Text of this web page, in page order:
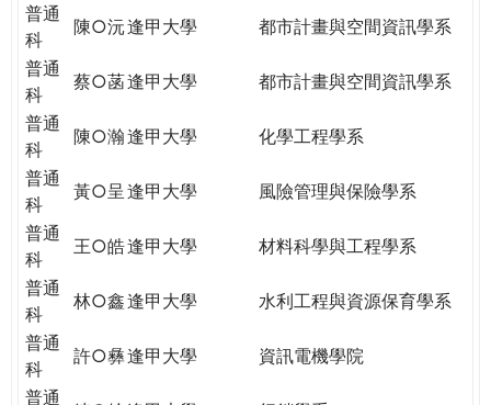
普通
科
陳○沅逢甲大學
都市計畫與空間資訊學系
普通
科
蔡○菡逢甲大學
都市計畫與空間資訊學系
普通
科
陳○瀚逢甲大學
化學工程學系
普通
科
黃○呈 逢甲大學
風險管理與保險學系
普通
科
王○皓逢甲大學
材料科學與工程學系
普通
科
林○鑫逢甲大學
水利工程與資源保育學系
普通
科
許○彝逢甲大學
資訊電機學院
普通